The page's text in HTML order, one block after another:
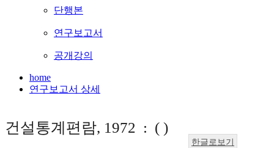
단행본
연구보고서
공개강의
home
연구보고서 상세
건설통계편람, 1972 : ( )
한글로보기